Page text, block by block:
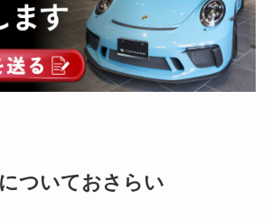
ついておさらい